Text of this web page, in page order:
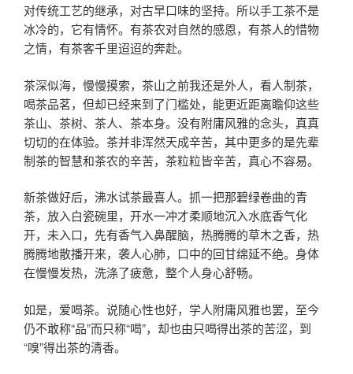
对传统工艺的继承，对古早口味的坚持。所以手工茶不是
冰冷的，它有情怀。有茶农对自然的感恩，有茶人的惜物
之情，有茶客千里迢迢的奔赴。
茶深似海，慢慢摸索，茶山之前我还是外人，看人制茶，
喝茶品茗，但却已经来到了门槛处，能更近距离瞻仰这些
茶山、茶树、茶人、茶本身。没有附庸风雅的念头，真真
切切的在体验。茶并非浑然天成辛苦，其中更多的是先辈
制茶的智慧和茶农的辛苦，茶粒粒皆辛苦，真心不容易。
新茶做好后，沸水试茶最喜人。抓一把那碧绿卷曲的青
茶，放入白瓷碗里，开水一冲才柔顺地沉入水底香气化
开，未入口，先有香气入鼻醒脑，热腾腾的草木之香，热
腾腾地散播开来，袭人心肺，口中的回甘绵延不绝。身体
在慢慢发热，洗涤了疲惫，整个人身心舒畅。
如是，爱喝茶。说随心性也好，学人附庸风雅也罢，至今
仍不敢称“品”而只称“喝”，却也由只喝得出茶的苦涩，到
“嗅”得出茶的清香。